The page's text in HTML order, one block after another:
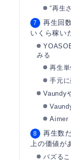
“再生
再生回
いくら稼い
みる
再生
手元
Vaundy
Aimer
再生数
上の価値が
バズるこ